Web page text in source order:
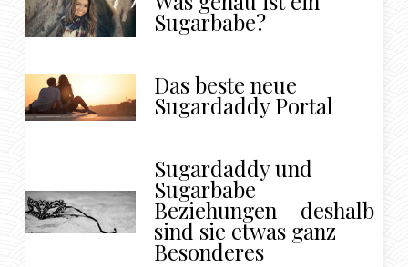
Sugarbabe?
Das beste neue
Sugardaddy Portal
Sugardaddy und
Sugarbabe
Beziehungen – deshalb
sind sie etwas ganz
Besonderes